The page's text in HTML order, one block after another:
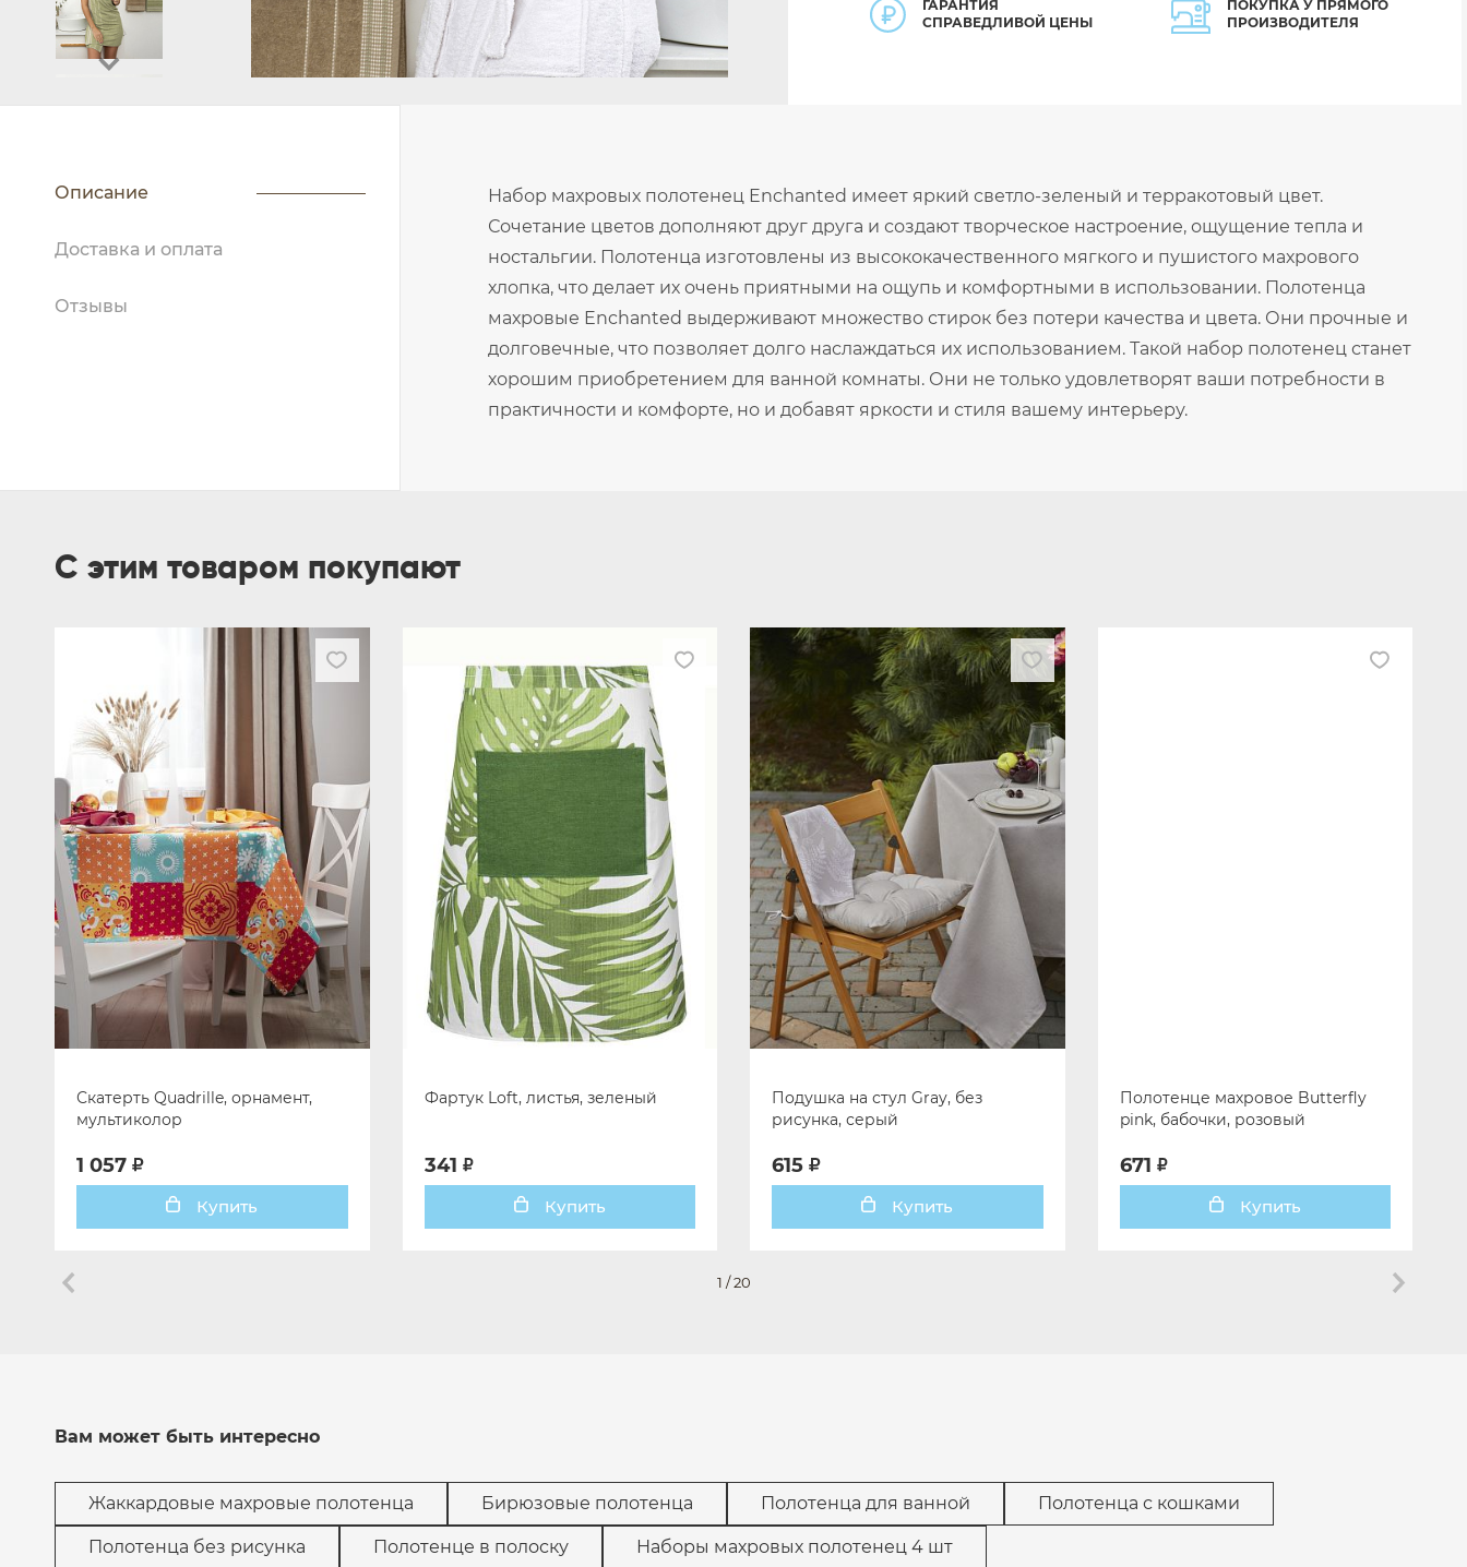
ГАРАНТИЯ
СПРАВЕДЛИВОЙ ЦЕНЫ
ПОКУПКА У ПРЯМОГО
ПРОИЗВОДИТЕЛЯ
Описание
Доставка и оплата
Отзывы
Набор махровых полотенец Enchanted имеет яркий светло-зеленый и терракотовый цвет.
Сочетание цветов дополняют друг друга и создают творческое настроение, ощущение тепла и
ностальгии. Полотенца изготовлены из высококачественного мягкого и пушистого махрового
хлопка, что делает их очень приятными на ощупь и комфортными в использовании. Полотенца
махровые Enchanted выдерживают множество стирок без потери качества и цвета. Они прочные и
долговечные, что позволяет долго наслаждаться их использованием. Такой набор полотенец станет
хорошим приобретением для ванной комнаты. Они не только удовлетворят ваши потребности в
практичности и комфорте, но и добавят яркости и стиля вашему интерьеру.
С этим товаром покупают
Скатерть Quadrille, орнамент,
мультиколор
1 057
Купить
Фартук Loft, листья, зеленый
341
Купить
Подушка на стул Gray, без
рисунка, серый
615
Купить
Полотенце махровое Butterfly
pink, бабочки, розовый
671
Купить
1 /20
Вам может быть интересно
Жаккардовые махровые полотенца Бирюзовые полотенца Полотенца для ванной Полотенца с кошками
Полотенца без рисунка Полотенце в полоску Наборы махровых полотенец 4 шт